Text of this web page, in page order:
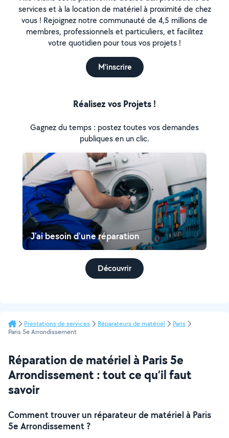
services et à la location de matériel à proximité de chez
vous ! Rejoignez notre communauté de 4,5 millions de
membres, professionnels et particuliers, et facilitez
votre quotidien pour tous vos projets !
M'inscrire
Réalisez vos Projets !
Gagnez du temps : postez toutes vos demandes
publiques en un clic.
J'ai besoin d'une réparation
Découvrir
Prestations de services Réparateurs de matériel
Paris
Paris 5e Arrondissement
Réparation de matériel à Paris 5e
Arrondissement : tout ce qu’il faut
savoir
Comment trouver un réparateur de matériel à Paris
5e Arrondissement ?